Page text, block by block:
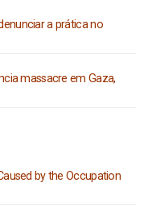
a prática no
massacre em Gaza,
by the Occupation